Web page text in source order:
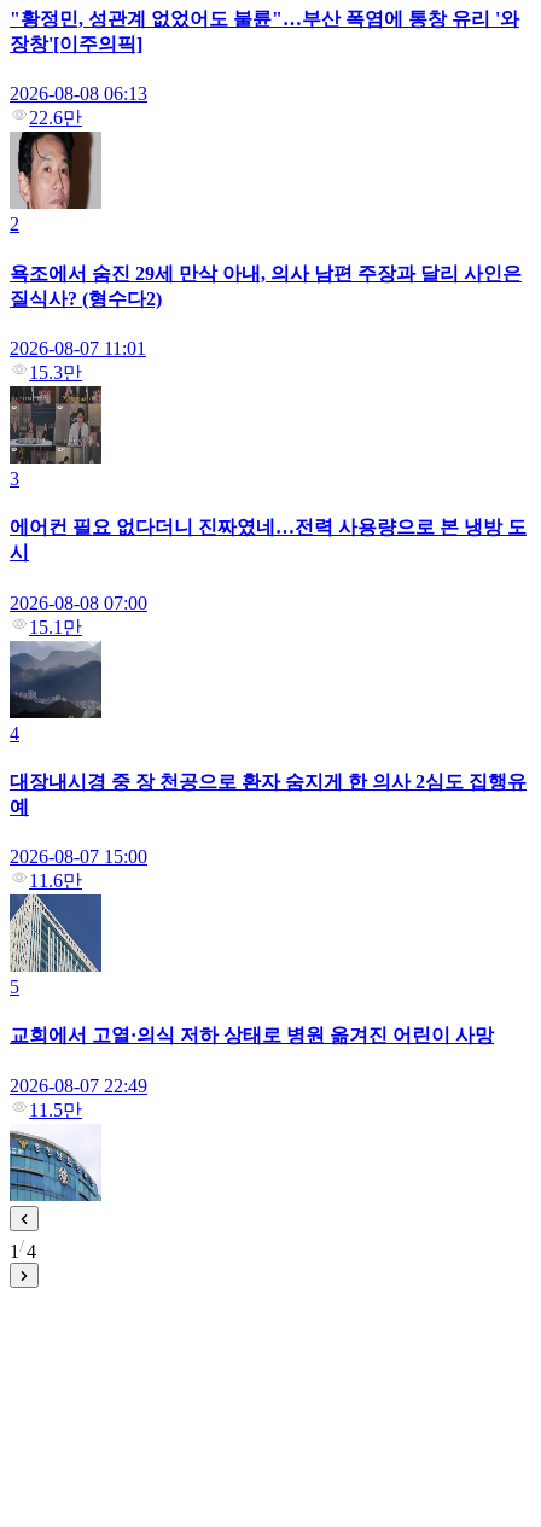
"황정민, 성관계 없었어도 불륜"…부산 폭염에 통창 유리 '와
장창'[이주의픽]
2026-08-08 06:13
22.6만
2
욕조에서 숨진 29세 만삭 아내, 의사 남편 주장과 달리 사인은
질식사? (형수다2)
2026-08-07 11:01
15.3만
3
에어컨 필요 없다더니 진짜였네…전력 사용량으로 본 냉방 도
시
2026-08-08 07:00
15.1만
4
대장내시경 중 장 천공으로 환자 숨지게 한 의사 2심도 집행유
예
2026-08-07 15:00
11.6만
5
교회에서 고열·의식 저하 상태로 병원 옮겨진 어린이 사망
2026-08-07 22:49
11.5만
1 4